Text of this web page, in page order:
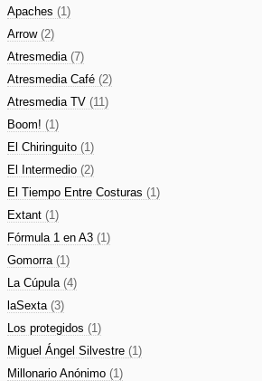
Apaches (1)
Arrow (2)
Atresmedia (7)
Atresmedia Café (2)
Atresmedia TV (11)
Boom! (1)
El Chiringuito (1)
El Intermedio (2)
El Tiempo Entre Costuras (1)
Extant (1)
Fórmula 1 en A3 (1)
Gomorra (1)
La Cúpula (4)
laSexta (3)
Los protegidos (1)
Miguel Ángel Silvestre (1)
Millonario Anónimo (1)